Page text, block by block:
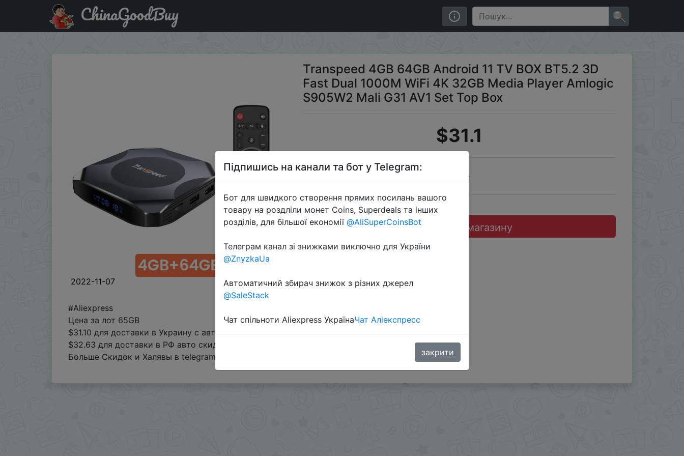
Знижка на Transpeed 4GB 64GB Android 11 TV BOX BT5.2 3D Fast Dual 1000M WiFi 4K 32GB Media Player Amlogic S905W2 Mali G31 AV1 Set Top Box
ChinaGoodBuy
2022-11-07
Transpeed 4GB 64GB Android 11 TV BOX BT5.2 3D
Fast Dual 1000M WiFi 4K 32GB Media Player Amlogic
S905W2 Mali G31 AV1 Set Top Box
$31.1
Sale
Перейти до магазину
#Aliexpress
Цена за лот 65GB
$31.10 для доставки в Украину с автоматической скидкой $3 применится в корзине
$32.63 для доставки в РФ авто скидкой $3
Больше Скидок и Халявы в telegram
Підпишись на канали та бот у Telegram:
Бот для швидкого створення прямих посилань вашого
товару на роздліли монет Coins, Superdeals та інших
розділів, для більшої економії @AliSuperCoinsBot
Телеграм канал зі знижками виключно для України
@ZnyzkaUa
Автоматичний збирач знижок з різних джерел
@SaleStack
Чат спільноти Aliexpress УкраїнаЧат Аліекспресс
закрити